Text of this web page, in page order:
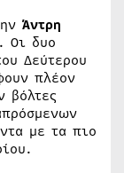
Άντρη
. Οι δυο
Δεύτερου
πλέον
βόλτες
με τα πιο